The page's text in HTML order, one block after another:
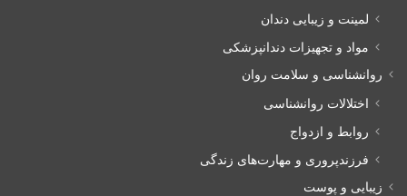
لمینت و زیبایی دندان
مواد و تجهیزات دندانپزشکی
روانشناسی و سلامت روان
اختلالات روانشناسی
روابط و ازدواج
فرزندپروری و مهارت‌های زندگی
زیبایی و پوست